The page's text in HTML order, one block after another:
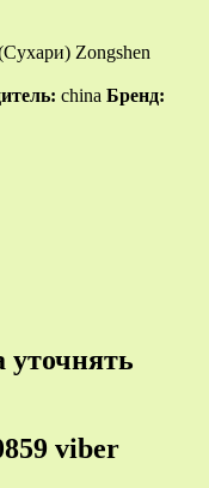
Zongshen
china Бренд:
viber